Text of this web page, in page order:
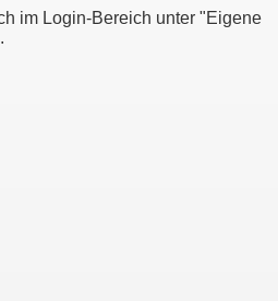
im Login-Bereich unter "Eigene